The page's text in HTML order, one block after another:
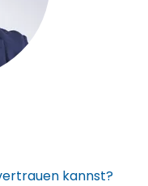
kannst?